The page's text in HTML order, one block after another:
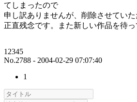
てしまったので
申し訳ありませんが、削除させていた
正直残念です。また新しい作品を待っ
12345
No.2788 - 2004-02-29 07:07:40
1